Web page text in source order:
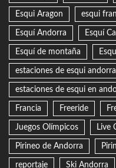
Esqui Aragon esqui
Esquí Andorra Esquí
Esquí de montaña
estaciones de esqui andorra
estaciones de esqui en
Francia Freeride
Juegos Olímpicos Live
Pirineo de Andorra
reportaje Ski Andorra